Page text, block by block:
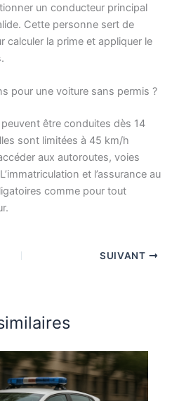
un conducteur principal
Cette personne sert de
calculer la prime et appliquer le
pour une voiture sans permis ?
être conduites dès 14
sont limitées à 45 km/h
aux autoroutes, voies
et l’assurance au
comme pour tout
SUIVANT